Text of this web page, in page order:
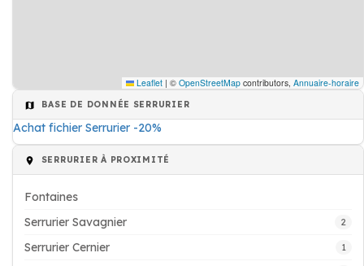
Leaflet | © OpenStreetMap contributors, Annuaire-horaire
BASE DE DONNÉE SERRURIER
Achat fichier Serrurier -20%
SERRURIER À PROXIMITÉ
Fontaines
Serrurier Savagnier
2
Serrurier Cernier 1